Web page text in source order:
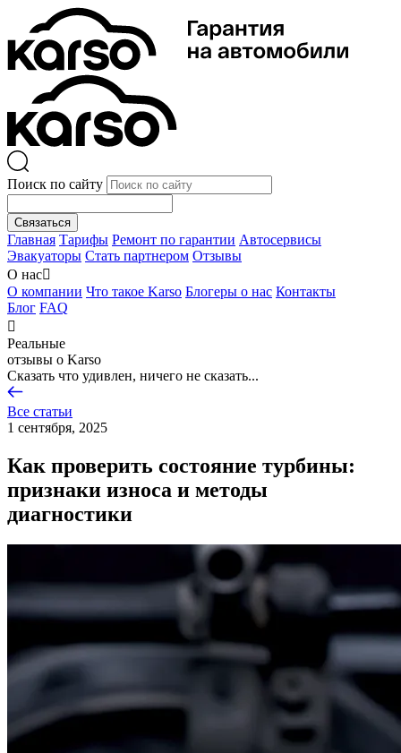
Поиск по сайту
Связаться
Главная Тарифы Ремонт по гарантии Автосервисы
Эвакуаторы Стать партнером Отзывы
О нас
О компании Что такое Karso Блогеры о нас Контакты
Блог FAQ

Реальные
отзывы о Karso
Сказать что удивлен, ничего не сказать...
Все статьи
1 сентября, 2025
Как проверить состояние турбины:
признаки износа и методы
диагностики